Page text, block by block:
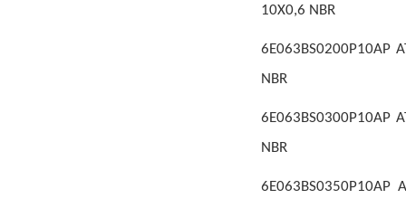
10X0,6 NBR
6E063BS0200P10AP
NBR
6E063BS0300P10AP
NBR
6E063BS0350P10AP